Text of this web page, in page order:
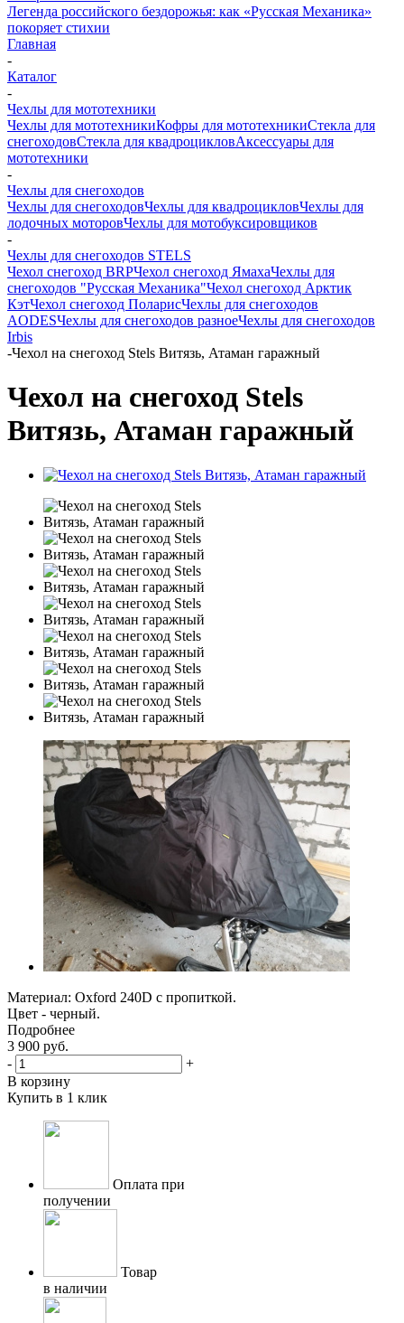
Легенда российского бездорожья: как «Русская Механика»
покоряет стихии
Главная
-
Каталог
-
Чехлы для мототехники
Чехлы для мототехникиКофры для мототехникиСтекла для
снегоходовСтекла для квадроцикловАксессуары для
мототехники
-
Чехлы для снегоходов
Чехлы для снегоходовЧехлы для квадроцикловЧехлы для
лодочных моторовЧехлы для мотобуксировщиков
-
Чехлы для снегоходов STELS
Чехол снегоход BRPЧехол снегоход ЯмахаЧехлы для
снегоходов "Русская Механика"Чехол снегоход Арктик
КэтЧехол снегоход ПоларисЧехлы для снегоходов
AODESЧехлы для снегоходов разноеЧехлы для снегоходов
Irbis
-Чехол на снегоход Stels Витязь, Атаман гаражный
Чехол на снегоход Stels
Витязь, Атаман гаражный
Материал: Oxford 240D с пропиткой.
Цвет - черный.
Подробнее
3 900 руб.
-
+
В корзину
Купить в 1 клик
Оплата при
получении
Товар
в наличии